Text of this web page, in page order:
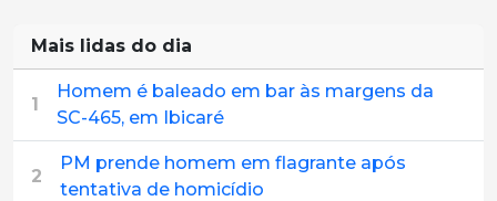
Mais lidas do dia
1
Homem é baleado em bar às margens da
SC-465, em Ibicaré
2
PM prende homem em flagrante após
tentativa de homicídio